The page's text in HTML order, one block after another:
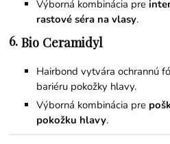
Výborná kombinácia pre
rastové séra na vlasy.
6.Bio Ceramidyl
Hairbond vytvára ochrannú
bariéru pokožky hlavy.
Výborná kombinácia pre
pokožku hlavy.